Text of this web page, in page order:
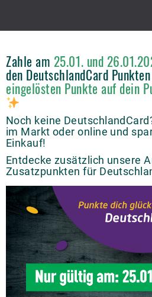
Zahle am 25.01. und
den DeutschlandCard
eingelösten Punkte auf dein
Noch keine
im Markt oder online und
Einkauf!
Entdecke zusätzlich unsere
Zusatzpunkten für